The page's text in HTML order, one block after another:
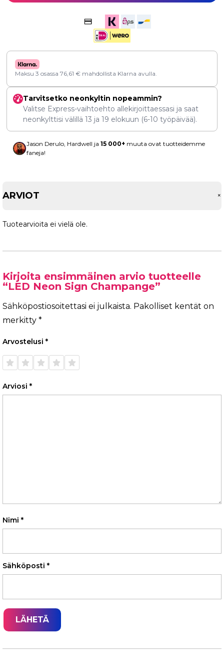
Maksu 3 osassa 76,61 € mahdollista Klarna avulla.
Tarvitsetko neonkyltin nopeammin?
Valitse Express-vaihtoehto allekirjoittaessasi ja saat
neonkylttisi välillä 13 ja 19 elokuun (6-10 työpäivää).
Jason Derulo, Hardwell ja 15 000+ muuta ovat tuotteidemme
faneja!
ARVIOT +
Tuotearvioita ei vielä ole.
Kirjoita ensimmäinen arvio tuotteelle
“LED Neon Sign Champange”
Sähköpostiosoitettasi ei julkaista. Pakolliset kentät on
merkitty *
Arvostelusi *
1/5
tähteä
2/5
tähteä
3/5
tähteä
4/5
tähteä
5/5
tähteä
Arviosi *
Nimi *
Sähköposti *